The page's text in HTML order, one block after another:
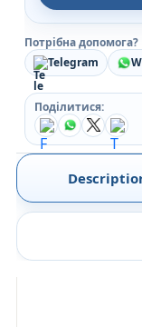
Потрібна допомога?
Telegram
Поділитися: